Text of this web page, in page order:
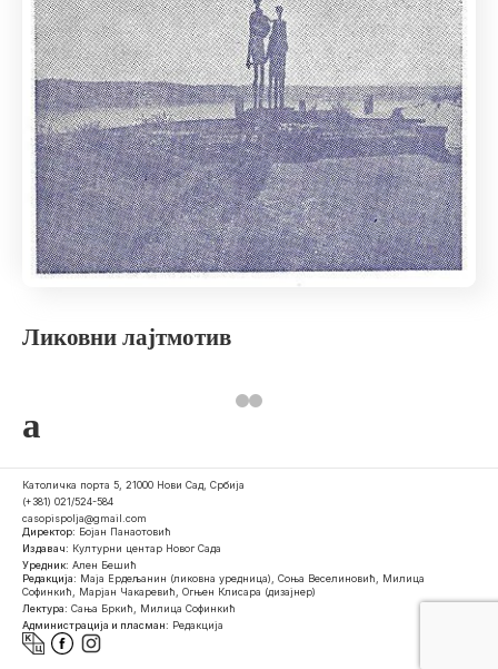
Ликовни лајтмотив
a
Католичка порта 5, 21000 Нови Сад, Србија
(+381) 021/524-584
casopispolja@gmail.com
Директор: Бојан Панаотовић
Издавач: Културни центар Новог Сада
Уредник: Ален Бешић
Редакција: Маја Ердељанин (ликовна уредница), Соња Веселиновић, Милица
Софинкић, Марјан Чакаревић, Огњен Клисара (дизајнер)
Лектура: Сања Бркић, Милица Софинкић
Администрација и пласман: Редакција